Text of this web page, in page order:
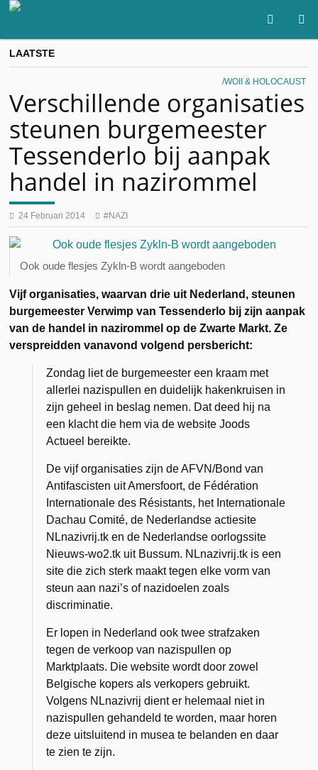
LAATSTE
WOII & HOLOCAUST
Verschillende organisaties
steunen burgemeester
Tessenderlo bij aanpak
handel in nazirommel
24 Februari 2014 NAZI
Ook oude flesjes Zykln-B wordt aangeboden
Vijf organisaties, waarvan drie uit Nederland, steunen
burgemeester Verwimp van Tessenderlo bij zijn aanpak
van de handel in nazirommel op de Zwarte Markt. Ze
verspreidden vanavond volgend persbericht:
Zondag liet de burgemeester een kraam met
allerlei nazispullen en duidelijk hakenkruisen in
zijn geheel in beslag nemen. Dat deed hij na
een klacht die hem via de website Joods
Actueel bereikte.
De vijf organisaties zijn de AFVN/Bond van
Antifascisten uit Amersfoort, de Fédération
Internationale des Résistants, het Internationale
Dachau Comité, de Nederlandse actiesite
NLnazivrij.tk en de Nederlandse oorlogssite
Nieuws-wo2.tk uit Bussum. NLnazivrij.tk is een
site die zich sterk maakt tegen elke vorm van
steun aan nazi’s of nazidoelen zoals
discriminatie.
Er lopen in Nederland ook twee strafzaken
tegen de verkoop van nazispullen op
Marktplaats. Die website wordt door zowel
Belgische kopers als verkopers gebruikt.
Volgens NLnazivrij dient er helemaal niet in
nazispullen gehandeld te worden, maar horen
deze uitsluitend in musea te belanden en daar
te zien te zijn.